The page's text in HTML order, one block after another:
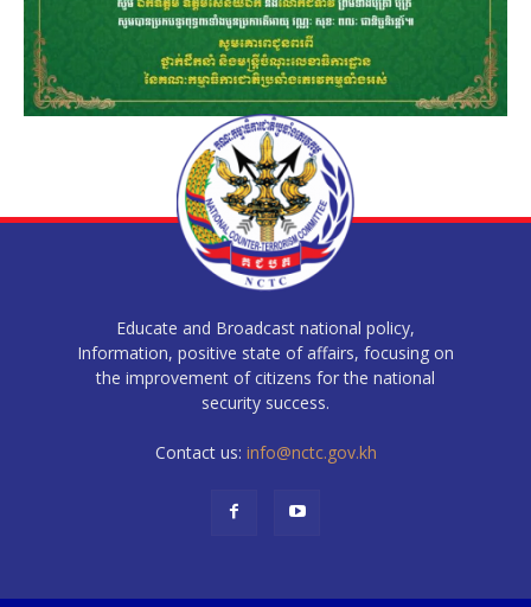
Educate and Broadcast national policy,
Information, positive state of affairs, focusing on
the improvement of citizens for the national
security success.
Contact us: info@nctc.gov.kh